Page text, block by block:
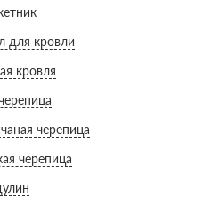
для кровли
кровля
черепица
черепица